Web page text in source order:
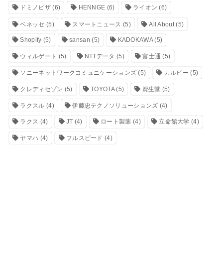
ドミノピザ(6) HENNGE (6) ライオン (6)
ベネッセ (5) スマートニュース (5) All About(5)
Shopify (5) sansan (5) KADOKAWA(5)
ウィルゲート (5) NTTデータ (5) 富士通 (5)
ソニーネットワークコミュニケーションズ (5) カルビー (5)
クレディセゾン (5) TOYOTA(5) 資生堂 (5)
ラクスル (4) 伊藤忠テクノソリューションズ (4)
ラクス (4) JT (4) ロート製薬 (4) 立命館大学 (4)
ヤマハ (4) フルスピード (4)